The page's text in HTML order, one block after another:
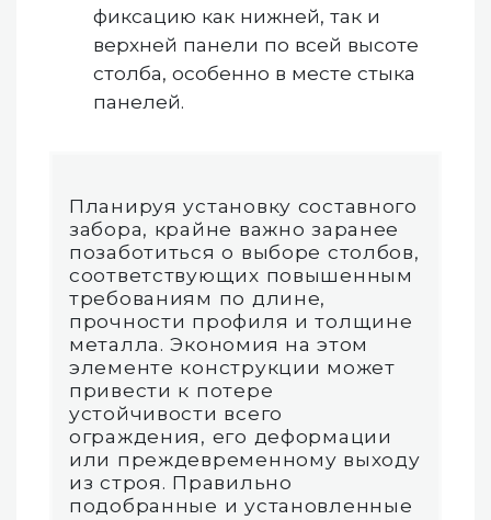
фиксацию как нижней, так и
верхней панели по всей высоте
столба, особенно в месте стыка
панелей.
Планируя установку составного
забора, крайне важно заранее
позаботиться о выборе столбов,
соответствующих повышенным
требованиям по длине,
прочности профиля и толщине
металла. Экономия на этом
элементе конструкции может
привести к потере
устойчивости всего
ограждения, его деформации
или преждевременному выходу
из строя. Правильно
подобранные и установленные